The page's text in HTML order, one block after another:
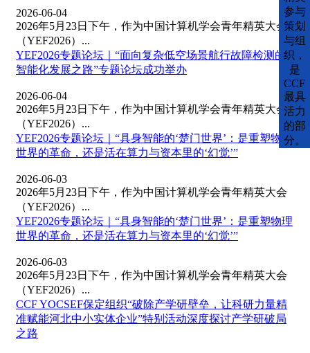
2026-06-04
2026年5月23日下午，作为中国计算机学会青年精英大会
（YEF2026）...
YEF2026专题论坛｜“面向复杂低空场景航行故障检测的
智能化发展之路”专题论坛成功举办
2026-06-04
2026年5月23日下午，作为中国计算机学会青年精英大会
（YEF2026）...
YEF2026专题论坛｜“具身智能的‘楚门世界’：是重塑物理
世界的革命，还是活在算力与资本里的‘幻觉’”
2026-06-03
2026年5月23日下午，作为中国计算机学会青年精英大会
（YEF2026）...
YEF2026专题论坛｜“具身智能的‘楚门世界’：是重塑物理
世界的革命，还是活在算力与资本里的‘幻觉’”
2026-06-03
2026年5月23日下午，作为中国计算机学会青年精英大会
（YEF2026）...
CCF YOCSEF保定组织“破除产学研壁垒，让科研力量精
准赋能河北中小实体企业”特别活动深度探讨产学研破局
之路
参与
策划
与组
织，
是
CCF
最具
活力
的部
分。